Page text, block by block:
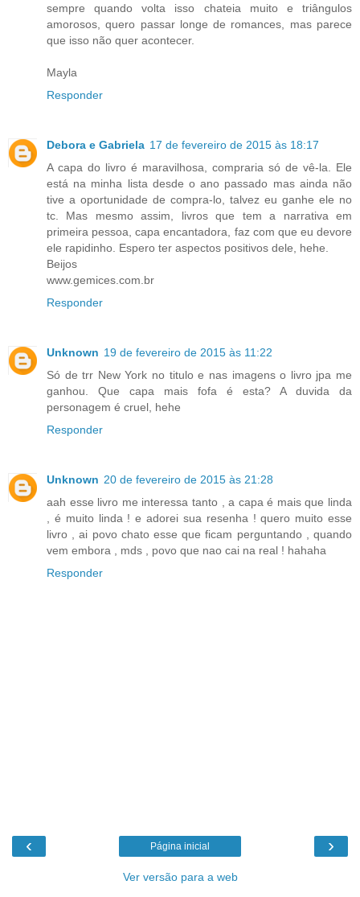
sempre quando volta isso chateia muito e triângulos
amorosos, quero passar longe de romances, mas parece
que isso não quer acontecer.
Mayla
Responder
Debora e Gabriela 17 de fevereiro de 2015 às 18:17
A capa do livro é maravilhosa, compraria só de vê-la. Ele
está na minha lista desde o ano passado mas ainda não
tive a oportunidade de compra-lo, talvez eu ganhe ele no
tc. Mas mesmo assim, livros que tem a narrativa em
primeira pessoa, capa encantadora, faz com que eu devore
ele rapidinho. Espero ter aspectos positivos dele, hehe.
Beijos
www.gemices.com.br
Responder
Unknown 19 de fevereiro de 2015 às 11:22
Só de trr New York no titulo e nas imagens o livro jpa me
ganhou. Que capa mais fofa é esta? A duvida da
personagem é cruel, hehe
Responder
Unknown 20 de fevereiro de 2015 às 21:28
aah esse livro me interessa tanto , a capa é mais que linda
, é muito linda ! e adorei sua resenha ! quero muito esse
livro , ai povo chato esse que ficam perguntando , quando
vem embora , mds , povo que nao cai na real ! hahaha
Responder
‹ ›
Página inicial
Ver versão para a web